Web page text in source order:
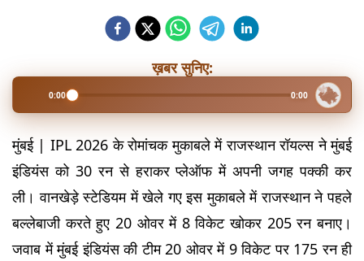
ख़बर सुनिए:
0:00 0:00
मुंबई | IPL 2026 के रोमांचक मुकाबले में राजस्थान रॉयल्स ने मुंबई
इंडियंस को 30 रन से हराकर प्लेऑफ में अपनी जगह पक्की कर
ली। वानखेड़े स्टेडियम में खेले गए इस मुकाबले में राजस्थान ने पहले
बल्लेबाजी करते हुए 20 ओवर में 8 विकेट खोकर 205 रन बनाए।
जवाब में मुंबई इंडियंस की टीम 20 ओवर में 9 विकेट पर 175 रन ही